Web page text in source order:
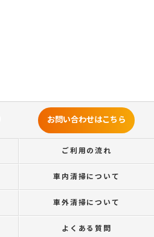
お問い合わせはこちら
ご利用の流れ
車内清掃について
車外清掃について
よくある質問